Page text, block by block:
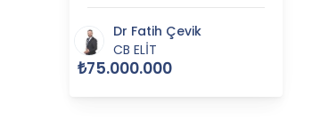
Dr Fatih Çevik
CB ELİT
₺75.000.000